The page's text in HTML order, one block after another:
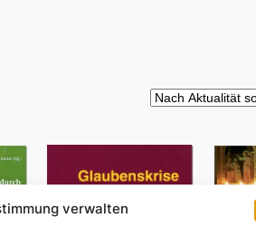
verwalten